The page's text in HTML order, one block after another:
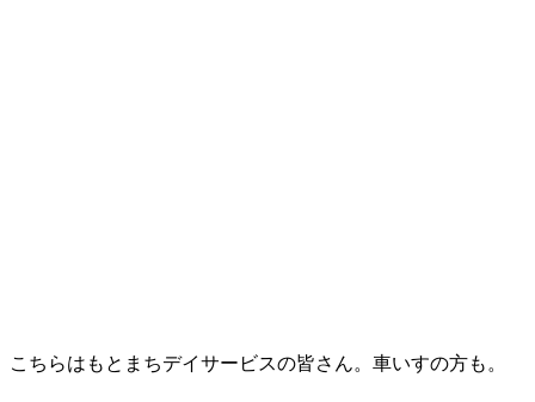
こちらはもとまちデイサービスの皆さん。車いすの方も。